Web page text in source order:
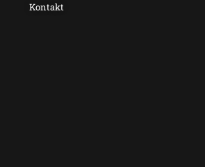
Kontakt